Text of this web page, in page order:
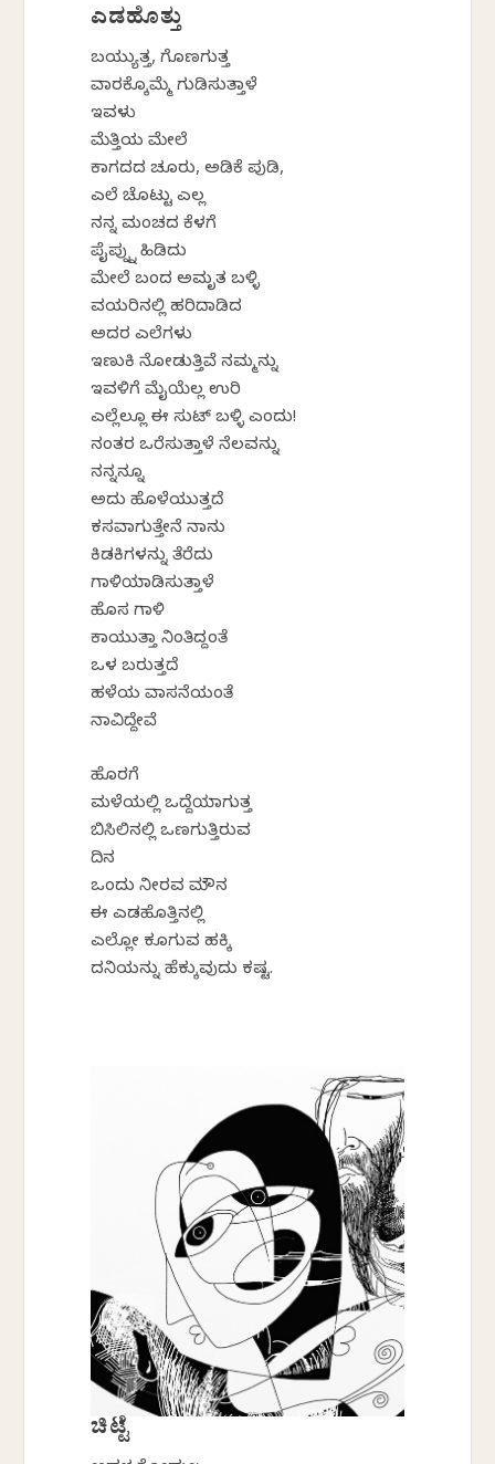
ಎಡಹೊತ್ತು
ಬಯ್ಯುತ್ತ, ಗೊಣಗುತ್ತ
ವಾರಕ್ಕೊಮ್ಮೆ ಗುಡಿಸುತ್ತಾಳೆ
ಇವಳು
ಮೆತ್ತಿಯ ಮೇಲೆ
ಕಾಗದದ ಚೂರು, ಅಡಿಕೆ ಪುಡಿ,
ಎಲೆ ಚೊಟ್ಟು ಎಲ್ಲ
ನನ್ನ ಮಂಚದ ಕೆಳಗೆ
ಪೈಪ್ನ್ನು ಹಿಡಿದು
ಮೇಲೆ ಬಂದ ಅಮೃತ ಬಳ್ಳಿ
ವಯರಿನಲ್ಲಿ ಹರಿದಾಡಿದ
ಅದರ ಎಲೆಗಳು
ಇಣುಕಿ ನೋಡುತ್ತಿವೆ ನಮ್ಮನ್ನು
ಇವಳಿಗೆ ಮೈಯೆಲ್ಲ ಉರಿ
ಎಲ್ಲೆಲ್ಲೂ ಈ ಸುಟ್ ಬಳ್ಳಿ ಎಂದು!
ನಂತರ ಒರೆಸುತ್ತಾಳೆ ನೆಲವನ್ನು
ನನ್ನನ್ನೂ
ಅದು ಹೊಳೆಯುತ್ತದೆ
ಕಸವಾಗುತ್ತೇನೆ ನಾನು
ಕಿಡಕಿಗಳನ್ನು ತೆರೆದು
ಗಾಳಿಯಾಡಿಸುತ್ತಾಳೆ
ಹೊಸ ಗಾಳಿ
ಕಾಯುತ್ತಾ ನಿಂತಿದ್ದಂತೆ
ಒಳ ಬರುತ್ತದೆ
ಹಳೆಯ ವಾಸನೆಯಂತೆ
ನಾವಿದ್ದೇವೆ
ಹೊರಗೆ
ಮಳೆಯಲ್ಲಿ ಒದ್ದೆಯಾಗುತ್ತ
ಬಿಸಿಲಿನಲ್ಲಿ ಒಣಗುತ್ತಿರುವ
ದಿನ
ಒಂದು ನೀರವ ಮೌನ
ಈ ಎಡಹೊತ್ತಿನಲ್ಲಿ
ಎಲ್ಲೋ ಕೂಗುವ ಹಕ್ಕಿ
ದನಿಯನ್ನು ಹೆಕ್ಕುವುದು ಕಷ್ಟ.
ಚಿಟ್ಟೆ